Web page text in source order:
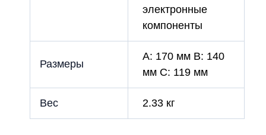
электронные
компоненты
Размеры
A: 170 мм B: 140
мм C: 119 мм
Вес 2.33 кг